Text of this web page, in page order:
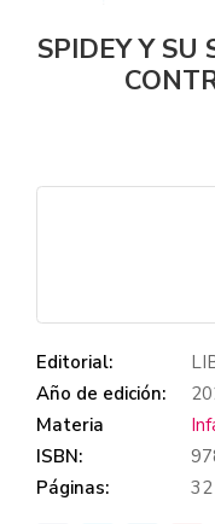
SPIDEY Y SU
Editorial:
Año de edición:
Materia
ISBN:
Páginas:
32